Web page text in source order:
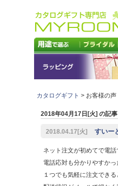
カタログギフト > お客様の声
2018年04月17日[火] の記事
2018.04.17[火] すいー
ネット注文が初めてで電話
電話応対も分かりやすかっ
１つでも気軽に注文できる